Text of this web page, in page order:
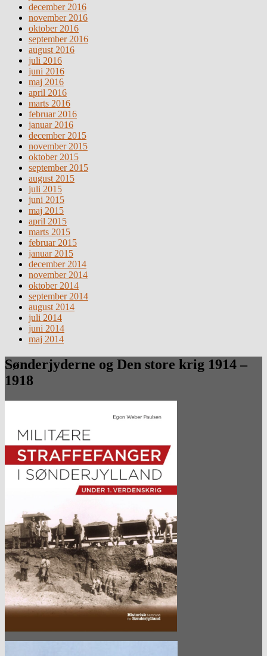
december 2016
november 2016
oktober 2016
september 2016
august 2016
juli 2016
juni 2016
maj 2016
april 2016
marts 2016
februar 2016
januar 2016
december 2015
november 2015
oktober 2015
september 2015
august 2015
juli 2015
juni 2015
maj 2015
april 2015
marts 2015
februar 2015
januar 2015
december 2014
november 2014
oktober 2014
september 2014
august 2014
juli 2014
juni 2014
maj 2014
Sønderjyderne og Den store krig 1914 –
1918